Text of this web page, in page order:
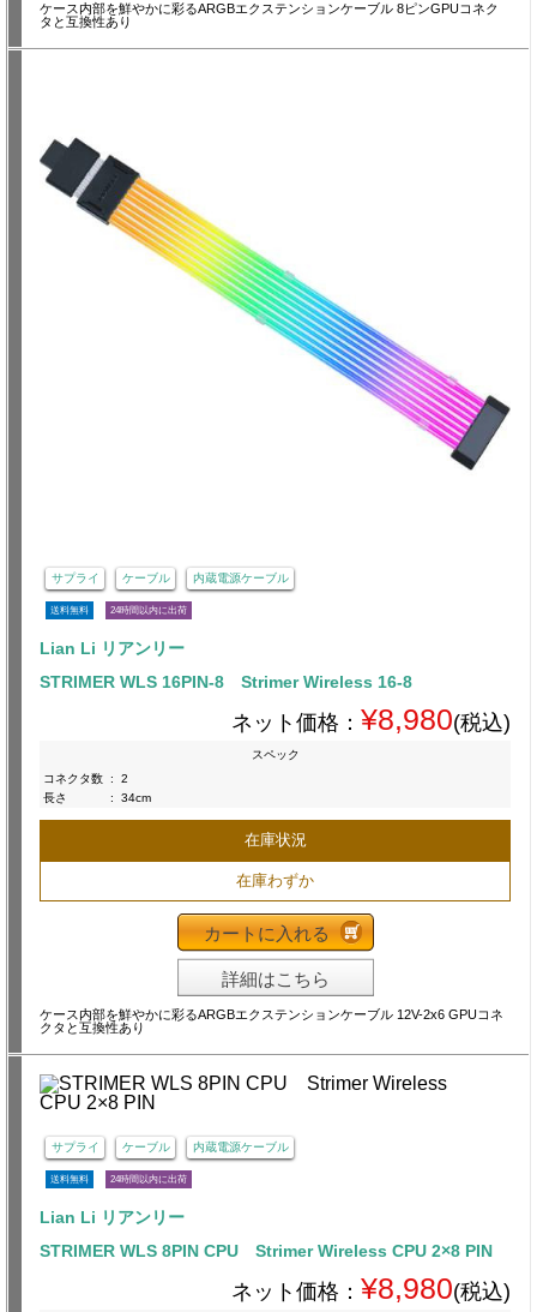
ケース内部を鮮やかに彩るARGBエクステンションケーブル 8ピンGPUコネク
タと互換性あり
サプライ ケーブル 内蔵電源ケーブル
送料無料 24時間以内に出荷
Lian Li リアンリー
STRIMER WLS 16PIN-8 Strimer Wireless 16-8
ネット価格： ¥8,980(税込)
スペック
コネクタ数 :
2
長さ
: 34cm
在庫状況
在庫わずか
カートに入れる
詳細はこちら
ケース内部を鮮やかに彩るARGBエクステンションケーブル 12V-2x6 GPUコネ
クタと互換性あり
サプライ ケーブル 内蔵電源ケーブル
送料無料 24時間以内に出荷
Lian Li リアンリー
STRIMER WLS 8PIN CPU Strimer Wireless CPU 2×8 PIN
ネット価格： ¥8,980(税込)